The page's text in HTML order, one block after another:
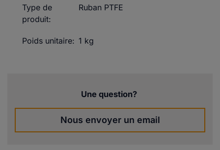
Type de
produit:
Ruban PTFE
Poids unitaire: 1 kg
Une question?
Nous envoyer un email